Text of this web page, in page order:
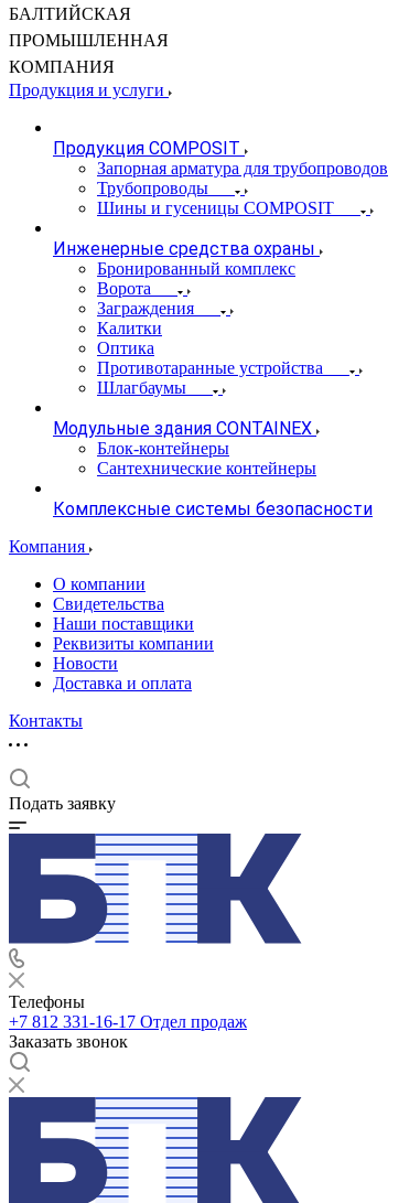
БАЛТИЙСКАЯ
ПРОМЫШЛЕННАЯ
КОМПАНИЯ
Продукция и услуги
Продукция COMPOSIT
Запорная арматура для трубопроводов
Трубопроводы
Шины и гусеницы COMPOSIT
Инженерные средства охраны
Бронированный комплекс
Ворота
Заграждения
Калитки
Оптика
Противотаранные устройства
Шлагбаумы
Модульные здания CONTAINEX
Блок-контейнеры
Сантехнические контейнеры
Комплексные системы безопасности
Компания
О компании
Свидетельства
Наши поставщики
Реквизиты компании
Новости
Доставка и оплата
Контакты
Подать заявку
Телефоны
+7 812 331-16-17 Отдел продаж
Заказать звонок